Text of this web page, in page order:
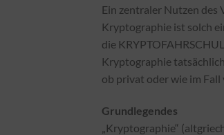
Ein zentraler Nutzen des
Kryptographie ist solch
die
Kryptographie
ob privat oder wie im
Grundlegendes
„Kryptographie“